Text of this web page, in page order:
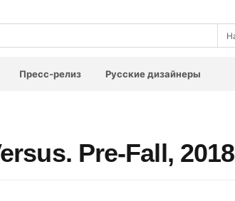
Пресс-релиз Русские дизайнеры
Pre-Fall, 2018